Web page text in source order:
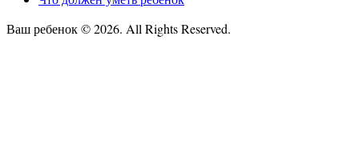
Ваш ребенок © 2026. All Rights Reserved.